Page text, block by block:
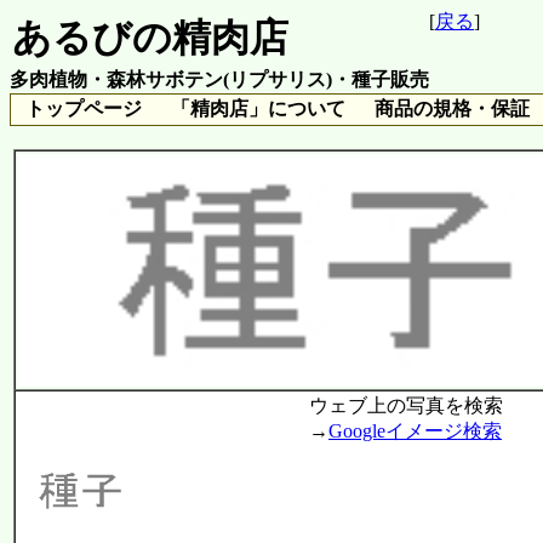
あるびの精肉店
多肉植物・森林サボテン(リプサリス)・種子販売
トップページ
「精肉店」について 商品の規格・保証
[戻る]
ウェブ上の写真を検索
→Googleイメージ検索